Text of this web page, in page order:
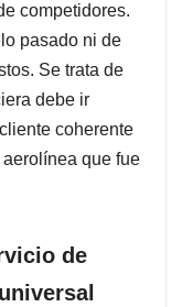
competidores.
pasado ni de
Se trata de
debe ir
coherente
que fue
de